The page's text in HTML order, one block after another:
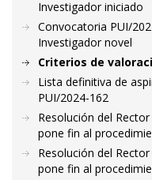
Investigador iniciado
Convocatoria PUI/
Investigador novel
Criterios de
Lista definitiva de
PUI/2024-162
Resolución del
pone fin al
Resolución del
pone fin al